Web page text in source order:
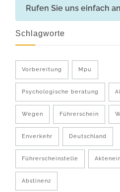
Rufen Sie uns einfach
Schlagworte
Vorbereitung Mpu
Psychologische beratung
Wegen Führerschein
Enverkehr Deutschland
Führerscheinstelle
Abstinenz